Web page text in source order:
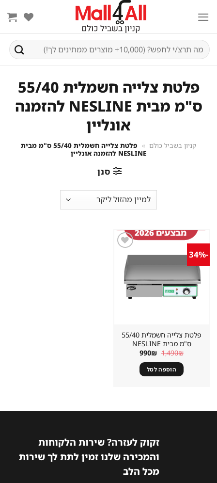
content
חיפוש
עבור:
פלטת צלייה חשמלית 55/40
ס"מ מבית NESLINE להזמנה
אונליין
קניון בשביל כולם »
פלטת צלייה חשמלית 55/40 ס"מ מבית
NESLINE להזמנה אונליין
סנן
-34%
במועדפים
פלטת צלייה חשמלית 55/40
ס"מ מבית NESLINE
1,490₪ המחיר
היה:
1,490₪.
990₪ המחיר
הוא:
990₪. הוספה לסל
זקוק לעזרה? שירות הלקוחות
והמכירה שלנו זמין לתת לך שירות
מכל הלב